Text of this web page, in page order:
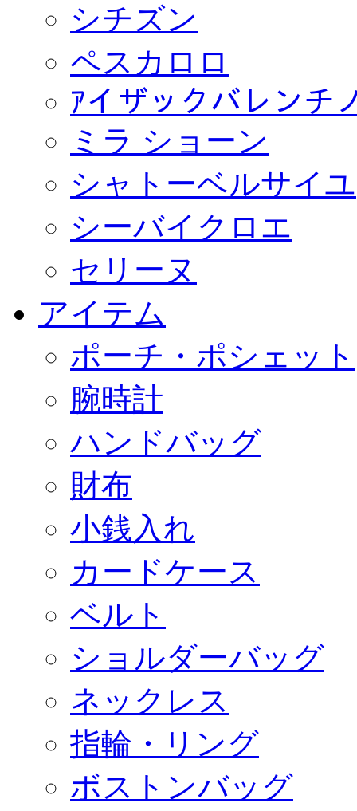
シチズン
ペスカロロ
ｱイザックバレンチ
ミラ ショーン
シャトーベルサイユ
シーバイクロエ
セリーヌ
アイテム
ポーチ・ポシェット
腕時計
ハンドバッグ
財布
小銭入れ
カードケース
ベルト
ショルダーバッグ
ネックレス
指輪・リング
ボストンバッグ